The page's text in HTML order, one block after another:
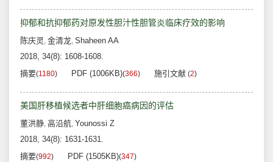
抑郁和抗抑郁药对原发性胆汁性胆管炎临床疗效的影响
陈庆灵 , 金清龙, Shaheen AA
2018, 34(8): 1608-1608.
摘要(1180) PDF (1006KB)(366) 施引文献 (2)
美国肝移植候选者中肝细胞癌病因的评估
董洪静, 高沿航, Younossi Z
2018, 34(8): 1631-1631.
摘要(992) PDF (1505KB)(347)